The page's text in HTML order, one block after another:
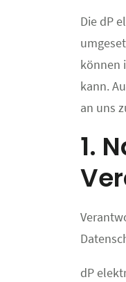
Die dP
können
kann.
an uns
1.
dP